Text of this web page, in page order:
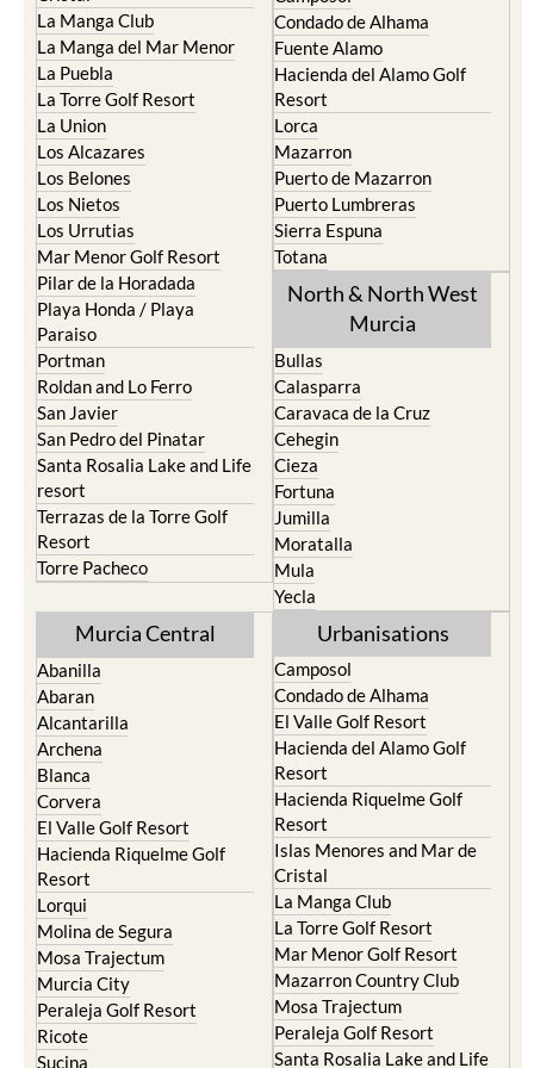
La Manga Club
La Manga del Mar Menor
La Puebla
La Torre Golf Resort
La Union
Los Alcazares
Los Belones
Los Nietos
Los Urrutias
Mar Menor Golf Resort
Pilar de la Horadada
Playa Honda / Playa
Paraiso
Portman
Roldan and Lo Ferro
San Javier
San Pedro del Pinatar
Santa Rosalia Lake and Life
resort
Terrazas de la Torre Golf
Resort
Torre Pacheco
Condado de Alhama
Fuente Alamo
Hacienda del Alamo Golf
Resort
Lorca
Mazarron
Puerto de Mazarron
Puerto Lumbreras
Sierra Espuna
Totana
North & North West
Murcia
Bullas
Calasparra
Caravaca de la Cruz
Cehegin
Cieza
Fortuna
Jumilla
Moratalla
Mula
Yecla
Murcia Central
Abanilla
Abaran
Alcantarilla
Archena
Blanca
Corvera
El Valle Golf Resort
Hacienda Riquelme Golf
Resort
Lorqui
Molina de Segura
Mosa Trajectum
Murcia City
Peraleja Golf Resort
Ricote
Sucina
Urbanisations
Camposol
Condado de Alhama
El Valle Golf Resort
Hacienda del Alamo Golf
Resort
Hacienda Riquelme Golf
Resort
Islas Menores and Mar de
Cristal
La Manga Club
La Torre Golf Resort
Mar Menor Golf Resort
Mazarron Country Club
Mosa Trajectum
Peraleja Golf Resort
Santa Rosalia Lake and Life